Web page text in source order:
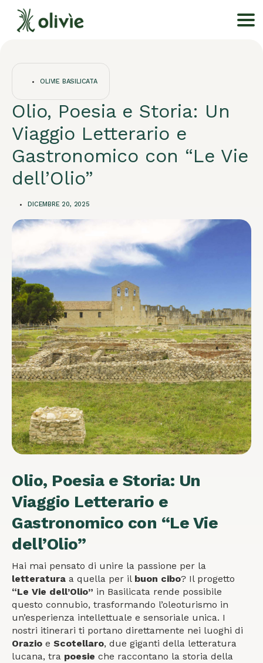
OLIVIE BASILICATA
Olio, Poesia e Storia: Un
Viaggio Letterario e
Gastronomico con “Le Vie
dell’Olio”
DICEMBRE 20, 2025
Olio, Poesia e Storia: Un
Viaggio Letterario e
Gastronomico con “Le Vie
dell’Olio”
Hai mai pensato di unire la passione per la
letteratura a quella per il buon cibo? Il progetto
“Le Vie dell’Olio” in Basilicata rende possibile
questo connubio, trasformando l’oleoturismo in
un’esperienza intellettuale e sensoriale unica. I
nostri itinerari ti portano direttamente nei luoghi di
Orazio e Scotellaro, due giganti della letteratura
lucana, tra poesie che raccontano la storia della